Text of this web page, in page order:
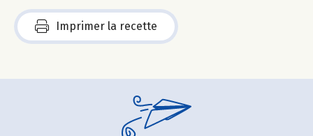
Imprimer la recette